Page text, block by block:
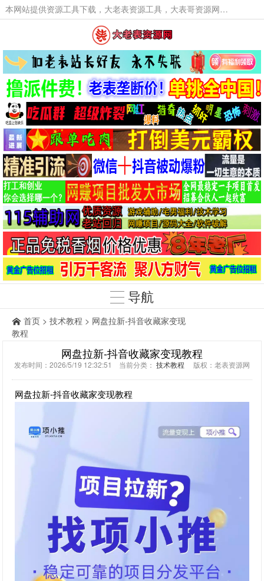
本网站提供资源工具下载，大老表资源工具，大表哥资源网软件工具，大老表资源下载，活动线报福利资源分享,活动线报，大型网游经典游戏，网络热门技术游戏辅助交流与分享。
导航
首页 > 技术教程 > 网盘拉新-抖音收藏家变现
教程
网盘拉新-抖音收藏家变现教程
发布时间：2026/5/19 12:32:51 当前分类： 技术教程 版权：老表资源网
网盘拉新-抖音收藏家变现教程